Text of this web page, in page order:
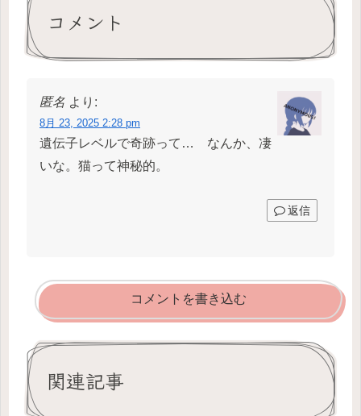
コメント
匿名 より:
8月 23, 2025 2:28 pm
遺伝子レベルで奇跡って… なんか、凄
いな。猫って神秘的。
返信
コメントを書き込む
関連記事